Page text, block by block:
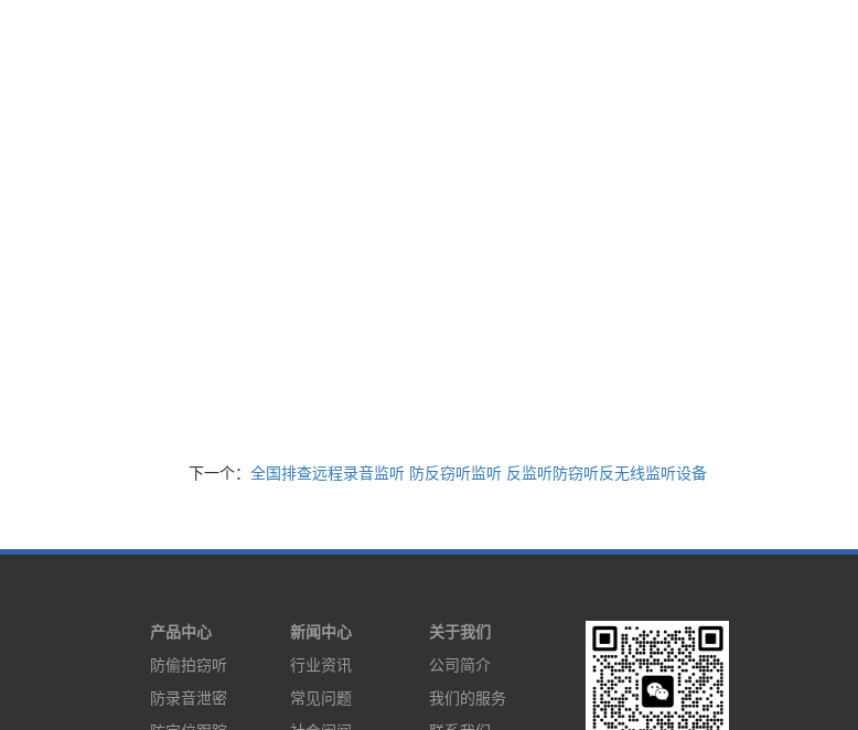
下一个： 全国排查远程录音监听 防反窃听监听 反监听防窃听反无线监听设备
产品中心
防偷拍窃听
防录音泄密
新闻中心
行业资讯
常见问题
关于我们
公司简介
我们的服务